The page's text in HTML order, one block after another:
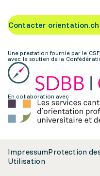
Contacter orientation.ch
Une prestation fournie par le
avec le soutien de la
En collaboration avec:
ImpressumProtection
Utilisation